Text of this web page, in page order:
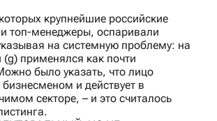
крупнейшие российские
топ-менеджеры, оспаривали
на системную проблему: на
(g) применялся как почти
было указать, что лицо
и действует в
секторе, – и это считалось